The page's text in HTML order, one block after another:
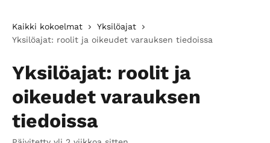
Kaikki kokoelmat
Yksilöajat
Yksilöajat: roolit ja oikeudet varauksen tiedoissa
Yksilöajat: roolit ja
oikeudet varauksen
tiedoissa